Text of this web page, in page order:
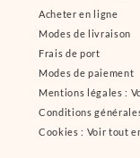
Acheter en ligne
Modes de livraison
Frais de port
Modes de paiement
Mentions légales :
Conditions
Cookies : Voir tout